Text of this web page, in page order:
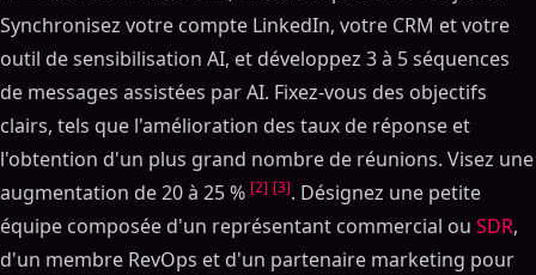
Synchronisez votre compte LinkedIn, votre CRM et votre
outil de sensibilisation AI, et développez 3 à 5 séquences
de messages assistées par AI. Fixez-vous des objectifs
clairs, tels que l'amélioration des taux de réponse et
l'obtention d'un plus grand nombre de réunions. Visez une
augmentation de 20 à 25 % [2] [3]. Désignez une petite
équipe composée d'un représentant commercial ou SDR,
d'un membre RevOps et d'un partenaire marketing pour